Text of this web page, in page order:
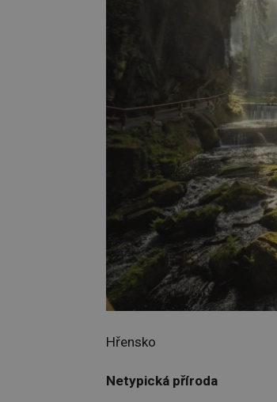
Hřensko
Netypická příroda